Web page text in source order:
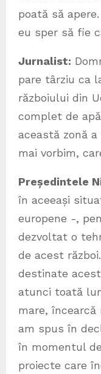
poată să
eu sper să fie
Jurnalist:
pare târziu ca
războiului din
complet de
această zonă
mai vorbim,
Președintele
în aceeași
europene -,
dezvoltat o
de acest
destinate
atunci toată
mare, încearcă
am spus în
în momentul
proiecte care